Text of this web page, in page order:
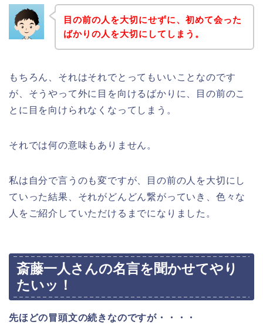
目の前の人を大切にせずに、初めて会った
ばかりの人を大切にしてしまう。
もちろん、それはそれでとってもいいことなのです
が、そうやって外に目を向けるばかりに、目の前のこ
とに目を向けられなくなってしまう。
それでは何の意味もありません。
私は自分で言うのも変ですが、目の前の人を大切にし
ていった結果、それがどんどん繋がっていき、色々な
人をご紹介していただけるまでになりました。
斎藤一人さんの名言を聞かせてやり
たいッ！
先ほどの冒頭文の続きなのですが・・・・